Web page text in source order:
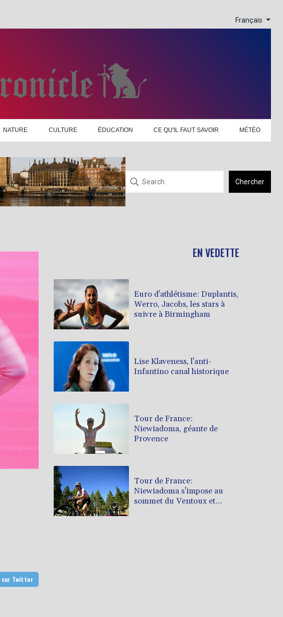
Français
NATURE CULTURE ÉDUCATION CE QU'IL FAUT SAVOIR MÉTÉO
Chercher
sur Twitter
EN VEDETTE
Euro d'athlétisme: Duplantis,
Werro, Jacobs, les stars à
suivre à Birmingham
Lise Klaveness, l'anti-
Infantino canal historique
Tour de France:
Niewiadoma, géante de
Provence
Tour de France:
Niewiadoma s'impose au
sommet du Ventoux et